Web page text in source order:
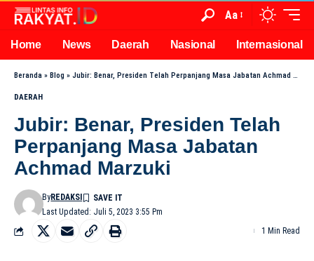
Aa
Home News Daerah Nasional Internasional
Beranda » Blog » Jubir: Benar, Presiden Telah Perpanjang Masa Jabatan Achmad Marzuki
DAERAH
Jubir: Benar, Presiden Telah
Perpanjang Masa Jabatan
Achmad Marzuki
Last Updated: Juli 5, 2023 3:55 Pm
ByREDAKSI
1 Min Read